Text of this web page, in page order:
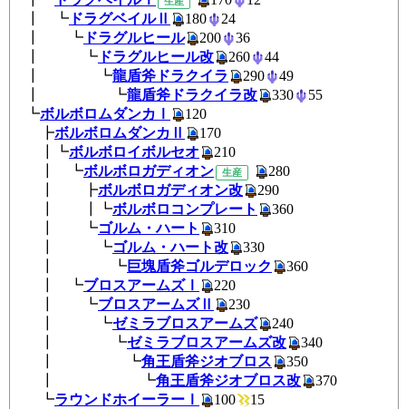
┃ ┗ ドラグベイルⅡ 180
24
┃ ┗ ドラグルヒール 200
36
┃ ┗ ドラグルヒール改 260
44
┃ ┗龍盾斧ドラクイラ 290
49
┃ ┗龍盾斧ドラクイラ改 330
┗ボルボロムダンカⅠ
120
┣ボルボロムダンカⅡ
170
┃┗ボルボロイボルセオ
210
┃ ┗ボルボロガディオン 生産
┃ ┣ボルボロガディオン改
290
┃ ┃┗ボルボロコンプレート
360
┃ ┗ゴルム・ハート
310
┃ ┗ゴルム・ハート改
330
┃ ┗巨塊盾斧ゴルデロック
360
┃ ┗ブロスアームズⅠ
220
┃ ┗ブロスアームズⅡ
230
┃ ┗ゼミラブロスアームズ
240
┃ ┗ゼミラブロスアームズ改
┃ ┗角王盾斧ジオブロス
350
┃ ┗角王盾斧ジオブロス改
370
┗ラウンドホイーラーⅠ 100